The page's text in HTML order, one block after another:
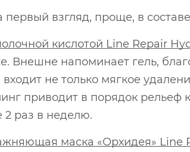
первый взгляд, проще, в
кислотой Line Repair
Внешне напоминает гель,
входит не только мягкое
приводит в порядок рельеф
2 раз в неделю.
маска «Орхидея» Line